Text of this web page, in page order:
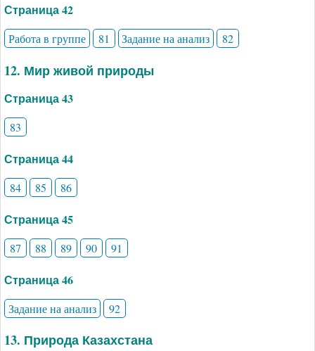
Страница 42
Работа в группе 81 Задание на анализ 82
12. Мир живой природы
Страница 43
83
Страница 44
84 85 86
Страница 45
87 88 89 90 91
Страница 46
Задание на анализ 92
13. Природа Казахстана